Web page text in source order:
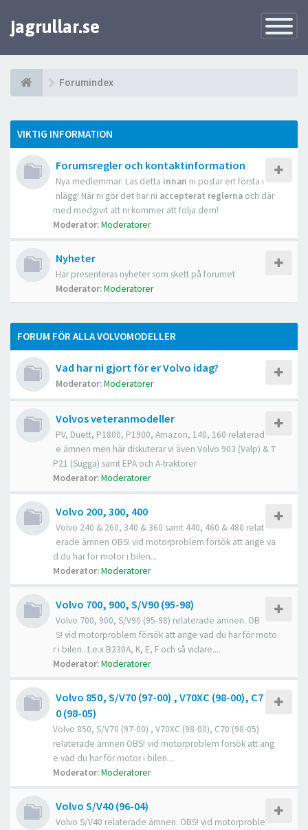
Toggle
jagrullar.se
Forumindex
VIKTIG INFORMATION
Forumsregler och kontaktinformation
Nya medlemmar: Läs detta innan ni postar ert första i
nlägg! När ni gör det har ni accepterat reglerna och där
med medgivit att ni kommer att följa dem!
Moderator:Moderatorer
Nyheter
Här presenteras nyheter som skett på forumet
Moderator:Moderatorer
FORUM FÖR ALLA VOLVOMODELLER
Vad har ni gjort för er Volvo idag?
Moderator:Moderatorer
Volvos veteranmodeller
PV, Duett, P1800, P1900, Amazon, 140, 160 relaterad
e ämnen men här diskuterar vi även Volvo 903 (Valp) & T
P21 (Sugga) samt EPA och A-traktorer
Moderator:Moderatorer
Volvo 200, 300, 400
Volvo 240 & 260, 340 & 360 samt 440, 460 & 480 relat
erade ämnen OBS! vid motorproblem försök att ange va
d du har för motor i bilen...
Moderator:Moderatorer
Volvo 700, 900, S/V90 (95-98)
Volvo 700, 900, S/V90 (95-98) relaterade ämnen. OB
S! vid motorproblem försök att ange vad du har för moto
r i bilen...t.e.x B230A, K, E, F och så vidare....
Moderator:Moderatorer
Volvo 850, S/V70 (97-00) , V70XC (98-00), C7
0 (98-05)
Volvo 850, S/V70 (97-00) , V70XC (98-00), C70 (98-05)
relaterade ämnen OBS! vid motorproblem försök att ang
e vad du har för motor i bilen...
Moderator:Moderatorer
Volvo S/V40 (96-04)
Volvo S/V40 relaterade ämnen. OBS! vid motorproble